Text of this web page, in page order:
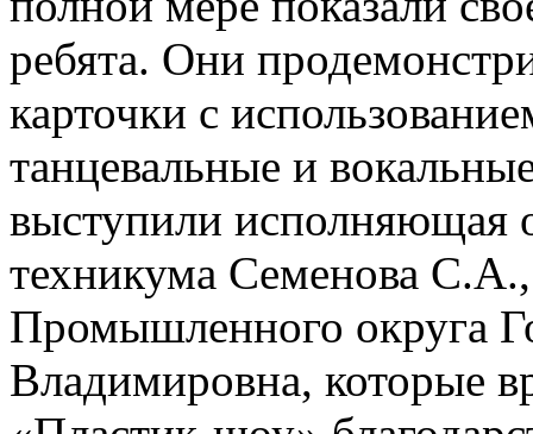
ребята. Они
карточки с
танцевальные и
выступили исполняющая
техникума Семенова С.А.,
Промышленного округа
Владимировна, которые